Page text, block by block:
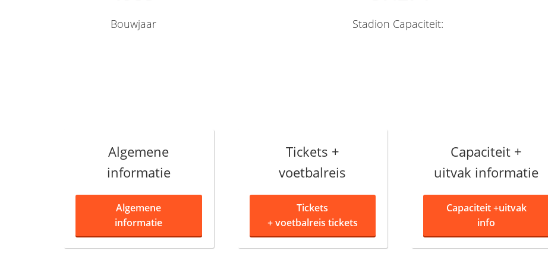
Bouwjaar Stadion Capaciteit:
Algemene
informatie
Algemene
informatie
Tickets +
voetbalreis
Tickets
+voetbalreis tickets
Capaciteit +
uitvak informatie
Capaciteit +uitvak
info